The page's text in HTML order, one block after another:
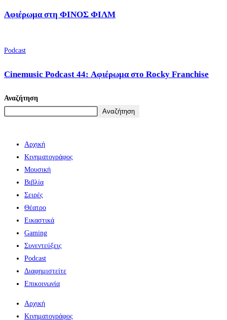
Αφιέρωμα στη ΦΙΝΟΣ ΦΙΛΜ
Podcast
Cinemusic Podcast 44: Αφιέρωμα στο Rocky Franchise
Αναζήτηση
Αναζήτηση
Αρχική
Κινηματογράφος
Μουσική
Βιβλία
Σειρές
Θέατρο
Εικαστικά
Gaming
Συνεντεύξεις
Podcast
Διαφημιστείτε
Επικοινωνία
Αρχική
Κινηματογράφος